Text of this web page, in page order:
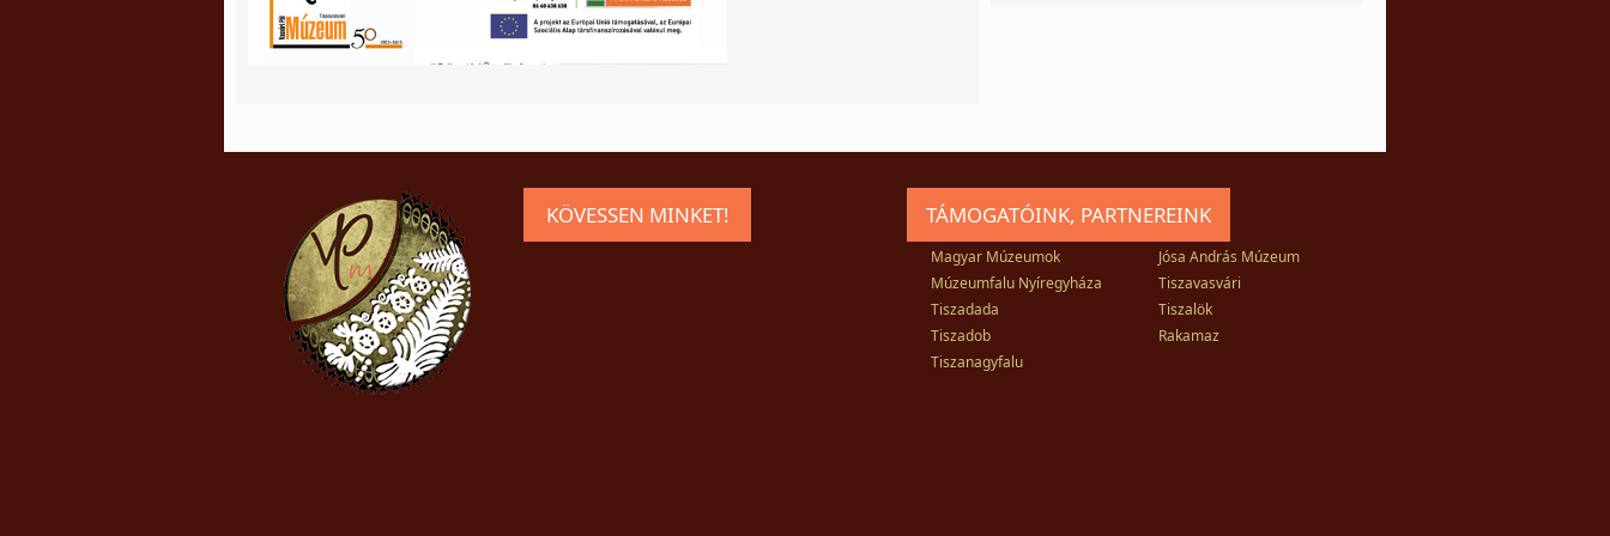
KÖVESSEN MINKET! TÁMOGATÓINK, PARTNEREINK
Magyar Múzeumok
Jósa András Múzeum
Múzeumfalu Nyíregyháza
Tiszavasvári
Tiszadada
Tiszalök
Tiszadob
Rakamaz
Tiszanagyfalu